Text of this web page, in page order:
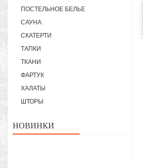
ПОСТЕЛЬНОЕ БЕЛЬЕ
САУНА
СКАТЕРТИ
ТАПКИ
ТКАНИ
ФАРТУК
ХАЛАТЫ
ШТОРЫ
НОВИНКИ